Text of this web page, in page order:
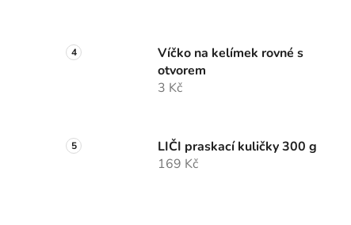
Víčko na kelímek rovné s
otvorem
3 Kč
LIČI praskací kuličky 300 g
169 Kč